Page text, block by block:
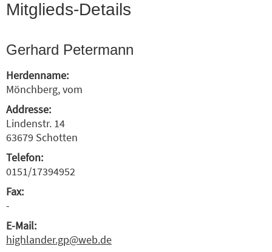
Mitglieds-Details
Gerhard Petermann
Herdenname:
Mönchberg, vom
Addresse:
Lindenstr. 14
63679 Schotten
Telefon:
0151/17394952
Fax:
-
E-Mail:
highlander.gp@web.de